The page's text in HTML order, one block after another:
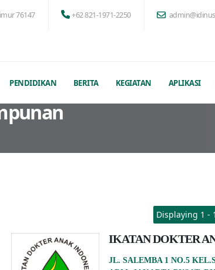
76147 +62 821-1971-2250
PENDIDIKAN BERITA KEGIATAN APLIKASI
Displaying 1 -
IKATAN DOKTER
JL. SALEMBA 1 NO.5